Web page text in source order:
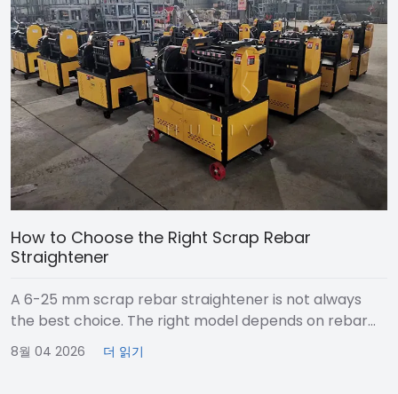
How to Choose the Right Scrap Rebar
Straightener
A 6-25 mm scrap rebar straightener is not always
the best choice. The right model depends on rebar
size, workflow, and power needs. Smaller or medium-
range machines suit mainly 6-16…
8월 04 2026 더 읽기